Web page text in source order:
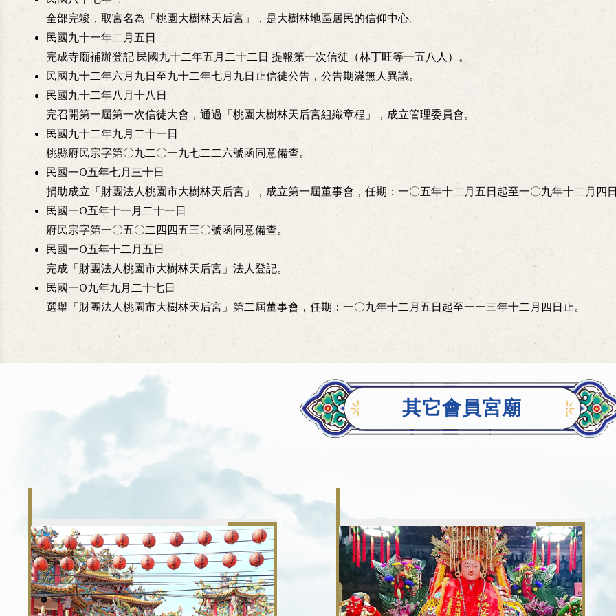
全部完竣，取宮名為「桃園大樹林天后宮」，是大樹林地區居民的信仰中心。
民國九十一年二月五日
完成寺廟補辦登記 民國九十二年五月二十二日 提報第一次信徒（林丁旺等一五八人）。
民國九十二年六月九日至九十二年七月九日止信徒公告，公告期滿無人異議。
民國九十二年八月十八日
完召開第一屆第一次信徒大會，通過「桃園大樹林天后宮組織章程」，成立管理委員會。
民國九十二年九月二十一日
桃縣府民宗字第〇九二〇一九七二二六號函同意備查。
民國一O五年七月三十日
捐助成立「財團法人桃園市大樹林天后宮」，成立第一屆董事會，任期：一〇五年十二月五日起至一〇九年十二月四
民國一O五年十一月二十一日
府民宗字第一〇五〇二四四五三〇號函同意備查。
民國一O五年十二月五日
完成「財團法人桃園市大樹林天后宮」法人登記。
民國一O九年九月二十七日
選舉「財團法人桃園市大樹林天后宮」第二屆董事會，任期：一〇九年十二月五日起至一一三年十二月四日止。
其它會員宮廟